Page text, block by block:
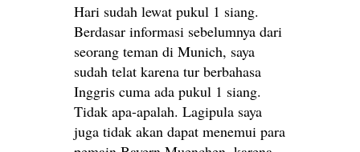
Hari sudah lewat pukul 1 siang.
Berdasar informasi sebelumnya dari
seorang teman di Munich, saya
sudah telat karena tur berbahasa
Inggris cuma ada pukul 1 siang.
Tidak apa-apalah. Lagipula saya
juga tidak akan dapat menemui para